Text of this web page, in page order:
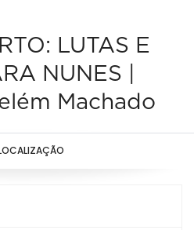
LUTAS E
NUNES |
Machado